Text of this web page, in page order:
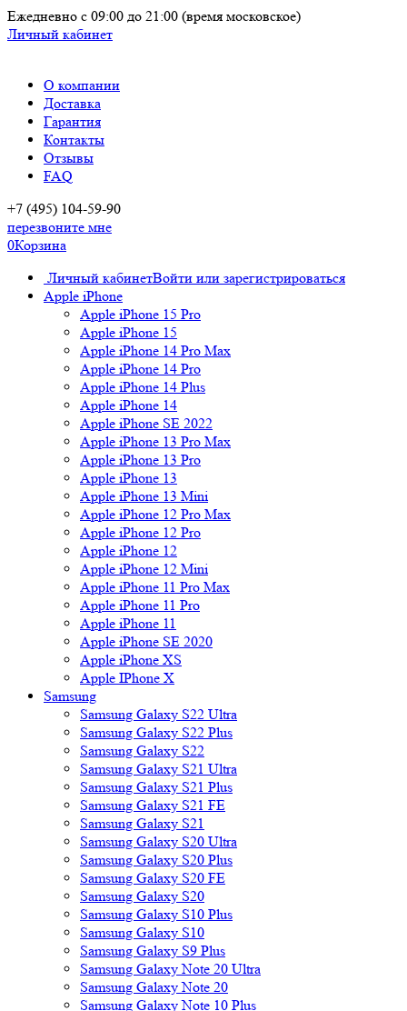
Ежедневно с 09:00 до 21:00 (время московское)
Личный кабинет
О компании
Доставка
Гарантия
Контакты
Отзывы
FAQ
+7 (495) 104-59-90
перезвоните мне
0Корзина
Личный кабинетВойти или зарегистрироваться
Apple iPhone
Apple iPhone 15 Pro
Apple iPhone 15
Apple iPhone 14 Pro Max
Apple iPhone 14 Pro
Apple iPhone 14 Plus
Apple iPhone 14
Apple iPhone SE 2022
Apple iPhone 13 Pro Max
Apple iPhone 13 Pro
Apple iPhone 13
Apple iPhone 13 Mini
Apple iPhone 12 Pro Max
Apple iPhone 12 Pro
Apple iPhone 12
Apple iPhone 12 Mini
Apple iPhone 11 Pro Max
Apple iPhone 11 Pro
Apple iPhone 11
Apple iPhone SE 2020
Apple iPhone XS
Apple IPhone X
Samsung
Samsung Galaxy S22 Ultra
Samsung Galaxy S22 Plus
Samsung Galaxy S22
Samsung Galaxy S21 Ultra
Samsung Galaxy S21 Plus
Samsung Galaxy S21 FE
Samsung Galaxy S21
Samsung Galaxy S20 Ultra
Samsung Galaxy S20 Plus
Samsung Galaxy S20 FE
Samsung Galaxy S20
Samsung Galaxy S10 Plus
Samsung Galaxy S10
Samsung Galaxy S9 Plus
Samsung Galaxy Note 20 Ultra
Samsung Galaxy Note 20
Samsung Galaxy Note 10 Plus